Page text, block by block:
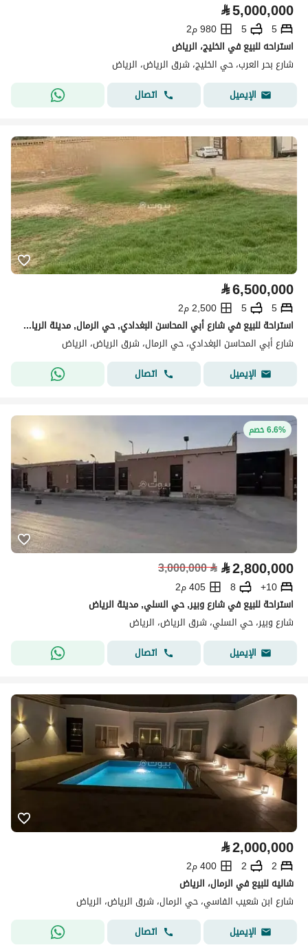
⃁5,000,000
5
5
980 م2
استراحه للبيع في الخليج، الرياض
شارع بحر العرب، حي الخليج، شرق الرياض، الرياض
الإيميل
اتصال
⃁6,500,000
5
5
2,500 م2
استراحة للبيع في شارع أبي المحاسن البغدادي, حي الرمال, مدينة الرياض, منطقة الرياض
شارع أبي المحاسن البغدادي، حي الرمال، شرق الرياض، الرياض
الإيميل
اتصال
6.6% خصم
⃁2,800,000
⃁
3,000,000
10+
8
405 م2
استراحة للبيع في شارع وبير, حي السلي, مدينة الرياض
شارع وبير، حي السلي، شرق الرياض، الرياض
الإيميل
اتصال
⃁2,000,000
2
2
400 م2
شاليه للبيع في الرمال، الرياض
شارع ابن شعيب الفاسي، حي الرمال، شرق الرياض، الرياض
الإيميل
اتصال